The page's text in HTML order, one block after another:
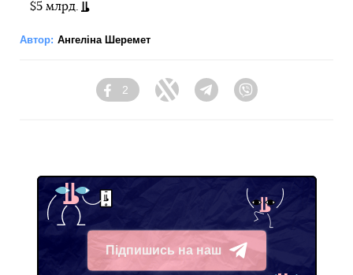
$5 млрд.
Автор: Ангеліна Шеремет
Facebook
2
Twitter Telegram
Підпишись на наш
Telegram